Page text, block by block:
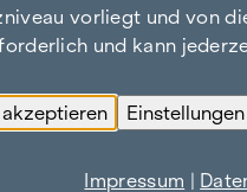
vorliegt und von
und kann
Einstellungen
Impressum |